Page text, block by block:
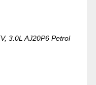
3.0L AJ20P6 Petrol